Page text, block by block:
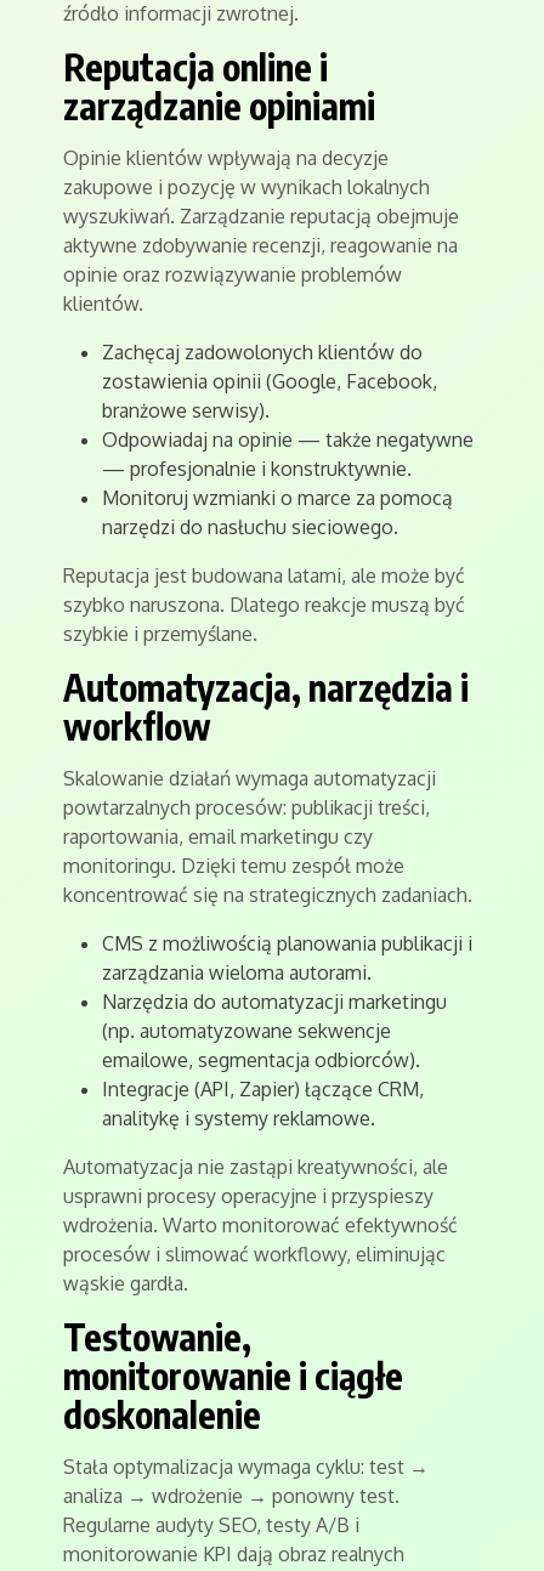
źródło informacji zwrotnej.
Reputacja online i
zarządzanie opiniami
Opinie klientów wpływają na decyzje
zakupowe i pozycję w wynikach lokalnych
wyszukiwań. Zarządzanie reputacją obejmuje
aktywne zdobywanie recenzji, reagowanie na
opinie oraz rozwiązywanie problemów
klientów.
Zachęcaj zadowolonych klientów do
zostawienia opinii (Google, Facebook,
branżowe serwisy).
Odpowiadaj na opinie — także negatywne
— profesjonalnie i konstruktywnie.
Monitoruj wzmianki o marce za pomocą
narzędzi do nasłuchu sieciowego.
Reputacja jest budowana latami, ale może być
szybko naruszona. Dlatego reakcje muszą być
szybkie i przemyślane.
Automatyzacja, narzędzia i
workflow
Skalowanie działań wymaga automatyzacji
powtarzalnych procesów: publikacji treści,
raportowania, email marketingu czy
monitoringu. Dzięki temu zespół może
koncentrować się na strategicznych zadaniach.
CMS z możliwością planowania publikacji i
zarządzania wieloma autorami.
Narzędzia do automatyzacji marketingu
(np. automatyzowane sekwencje
emailowe, segmentacja odbiorców).
Integracje (API, Zapier) łączące CRM,
analitykę i systemy reklamowe.
Automatyzacja nie zastąpi kreatywności, ale
usprawni procesy operacyjne i przyspieszy
wdrożenia. Warto monitorować efektywność
procesów i slimować workflowy, eliminując
wąskie gardła.
Testowanie,
monitorowanie i ciągłe
doskonalenie
Stała optymalizacja wymaga cyklu: test →
analiza → wdrożenie → ponowny test.
Regularne audyty SEO, testy A/B i
monitorowanie KPI dają obraz realnych